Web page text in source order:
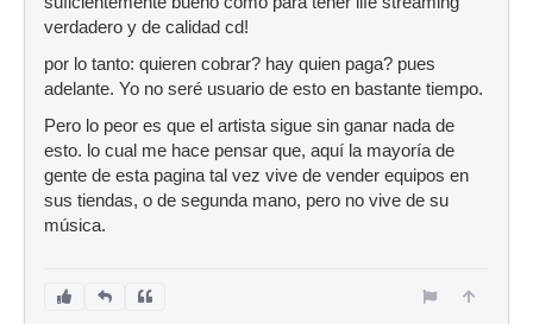
verdadero y de calidad cd!
por lo tanto: quieren cobrar? hay quien paga? pues
adelante. Yo no seré usuario de esto en bastante tiempo.
Pero lo peor es que el artista sigue sin ganar nada de
esto. lo cual me hace pensar que, aquí la mayoría de
gente de esta pagina tal vez vive de vender equipos en
sus tiendas, o de segunda mano, pero no vive de su
música.